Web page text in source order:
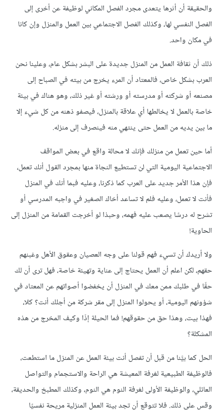
والحقيقة أن أثرها يتعدى مجرد الفصل المكاني لوظيفة عن أخرى إلى
الفصل النفسي لها، وكذلك الفصل الاجتماعي بين العمل والمنزل وإن كانا
في مكان واحد.
ذلك أن ثقافة العمل من المنزل جديدة على البشر بشكل عام، وعلينا نحن
العرب بشكل خاص، فالمعتاد أن المرء يخرج من بيته في الصباح إلى
مصنعه أو شركته أو مدرسته أو ورشته أو غير ذلك، وهو هناك في بيئة
خاصة بالعمل لا يخالطها أي علاقة بالمنزل، فيصفو ذهنه من كل شيء إلا
ما بين يديه من العمل حتى ينتهي منه فينصرف إلى منزله.
أما حين تعمل من منزلك فإنك لا محالة واقع في بعض المواقف
الاجتماعية اليومية التي لن تستطيع النجاة منها بمجرد القول أنك تعمل،
فإن هذا الأمر جديد على العرب كما ذكرنا، وعليه فبما أنك في المنزل
فأنت لا تعمل، وعليه فلم لا تساعد أخاك الصغير في واجبه المدرسي أو
تشرح له درسًا يصعب عليه فهمه، وحبذا لو أخرجت القمامة من المنزل إلى
الحاوية!
ولا أريدك أن تسيء فهم قولنا على وجه العصيان وعقوق الأهل وغبنهم
حقهم، لكن اعلم أن العمل يحتاج إلى عناية وتهيئة خاصة، فهل ترى أن لك
حقًا في طلبك ممن معك في المنزل أن يخفضوا أصواتهم عن المعتاد في
شؤونهم اليومية، أو يحولوا المنزل إلى مقر شركة من أجلك أنت؟ كلا،
فهذا بيت، وهذا حق من حقوقهم! فما الحيلة إذَا وكيف المخرج من هذه
المشكلة؟
الحل كما بيَّنا من قبل أن تفصل أنت بيئة العمل عن المنزل ما استطعت،
فالوظيفة الطبيعية لغرفة المعيشة هي الراحة والاستجمام والتواصل
العائلي، والوظيفة الأولى لغرفة النوم هي النوم، وكذلك المطبخ والحديقة،
وقس على ذلك. فلا تتوقع أن تجد بيئة العمل المنزلية مريحة نفسيًا